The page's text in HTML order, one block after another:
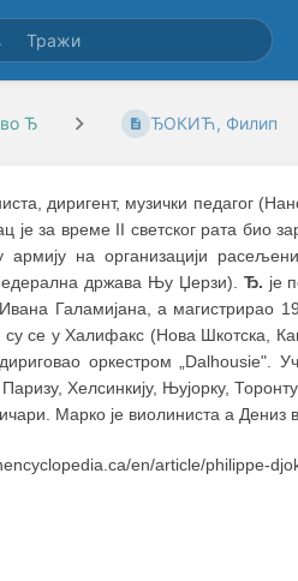
Ђ ЂОКИЋ, Филип
диригент, музички педагог
је за време II светског рата био
армију на организацији
држава Њу Џерзи). Ђ. је
Галамијана, а магистрирао
се у Халифакс (Нова Шкотска,
оркестром „Dalhousie".
Хелсинкију, Њујорку,
Марко је виолиниста а Дениз
en/article/philippe-